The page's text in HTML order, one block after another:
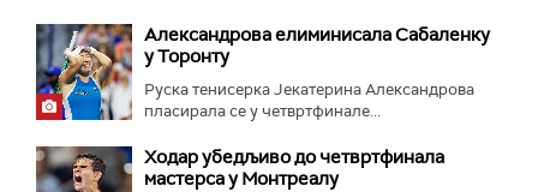
Александрова елиминисала Сабаленку
у Торонту
Руска тенисерка Јекатерина Александрова
пласирала се у четвртфинале...
Ходар убедљиво до четвртфинала
мастерса у Монтреалу